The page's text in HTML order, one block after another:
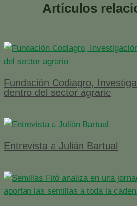
Artículos
Fundación Codiagro,
dentro del sector agrario
Entrevista a Julián Bartual